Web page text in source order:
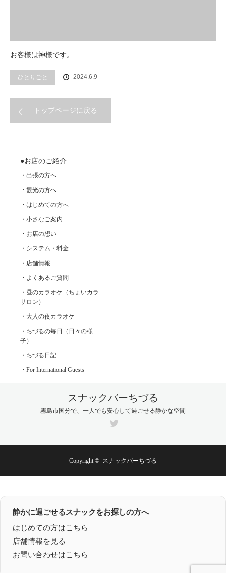
お客様は神様です。
ひとりごと 2024.6.9
トップページに戻る
●お店のご紹介
・出張の方へ
・観光の方へ
・はじめての方へ
・小さなご案内
・お店の想い
・システム・料金
・店舗情報
・よくあるご質問
・昼のカラオケ（ちょいカラ
サロン）
・大人の夜カラオケ
・ちづるの毎日（日々の様
子）
・ちづる日記
・For International Guests
スナックバーちづる
霧島市国分で、一人でも安心して過ごせる静かな空間
Copyright © スナックバーちづる
静かに過ごせるスナックをお探しの方へ
はじめての方はこちら
店舗情報を見る
お問い合わせはこちら